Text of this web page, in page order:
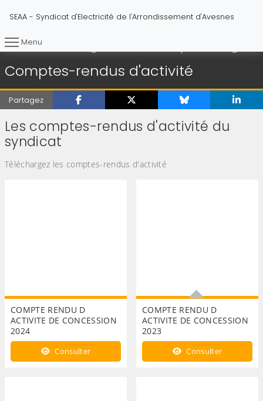
SEAA - Syndicat d'Electricité de l'Arrondissement d'Avesnes
Menu
Vous êtes ici :
Comptes-rendus d'activité
Partagez
Les comptes-rendus d'activité du
syndicat
Téléchargez les comptes-rendus d'activité
COMPTE RENDU D
ACTIVITE DE CONCESSION
2024
Consulter
COMPTE RENDU D
ACTIVITE DE CONCESSION
2023
COMPTE RENDU D ACTIVITE
DE CONCESSION 2023
Consulter